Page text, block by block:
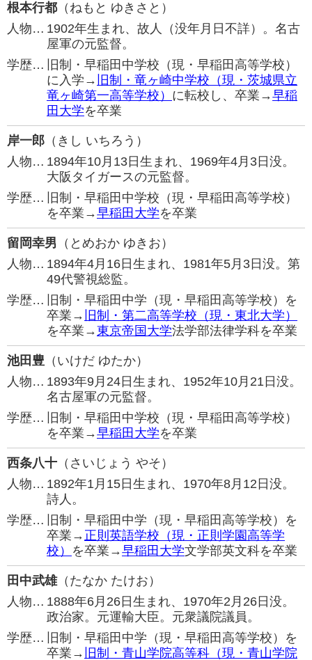
根本行都 （ねもと ゆきさと）
人物… 1902年生まれ、故人（没年月日不詳）。名古
屋軍の元監督。
学歴…
旧制・早稲田中学校（現・早稲田高等学校）
に入学→ 旧制・竜ヶ崎中学校（現・茨城県立
竜ヶ崎第一高等学校） に転校し、卒業→早稲
田大学を卒業
岸一郎 （きし いちろう）
人物… 1894年10月13日生まれ、1969年4月3日没。
大阪タイガースの元監督。
学歴…
旧制・早稲田中学校（現・早稲田高等学校）
を卒業→早稲田大学を卒業
留岡幸男 （とめおか ゆきお）
人物… 1894年4月16日生まれ、1981年5月3日没。第
49代警視総監。
学歴…
旧制・早稲田中学（現・早稲田高等学校）を
卒業→ 旧制・第二高等学校（現・東北大学）
を卒業→東京帝国大学法学部法律学科を卒業
池田豊 （いけだ ゆたか）
人物… 1893年9月24日生まれ、1952年10月21日没。
名古屋軍の元監督。
学歴…
旧制・早稲田中学校（現・早稲田高等学校）
を卒業→早稲田大学を卒業
西条八十 （さいじょう やそ）
人物… 1892年1月15日生まれ、1970年8月12日没。
詩人。
学歴…
旧制・早稲田中学（現・早稲田高等学校）を
卒業→ 正則英語学校（現・正則学園高等学
校） を卒業→早稲田大学文学部英文科を卒業
田中武雄（たなか たけお）
人物… 1888年6月26日生まれ、1970年2月26日没。
政治家。元運輸大臣。元衆議院議員。
学歴…
旧制・早稲田中学（現・早稲田高等学校）を
卒業→ 旧制・青山学院高等科（現・青山学院